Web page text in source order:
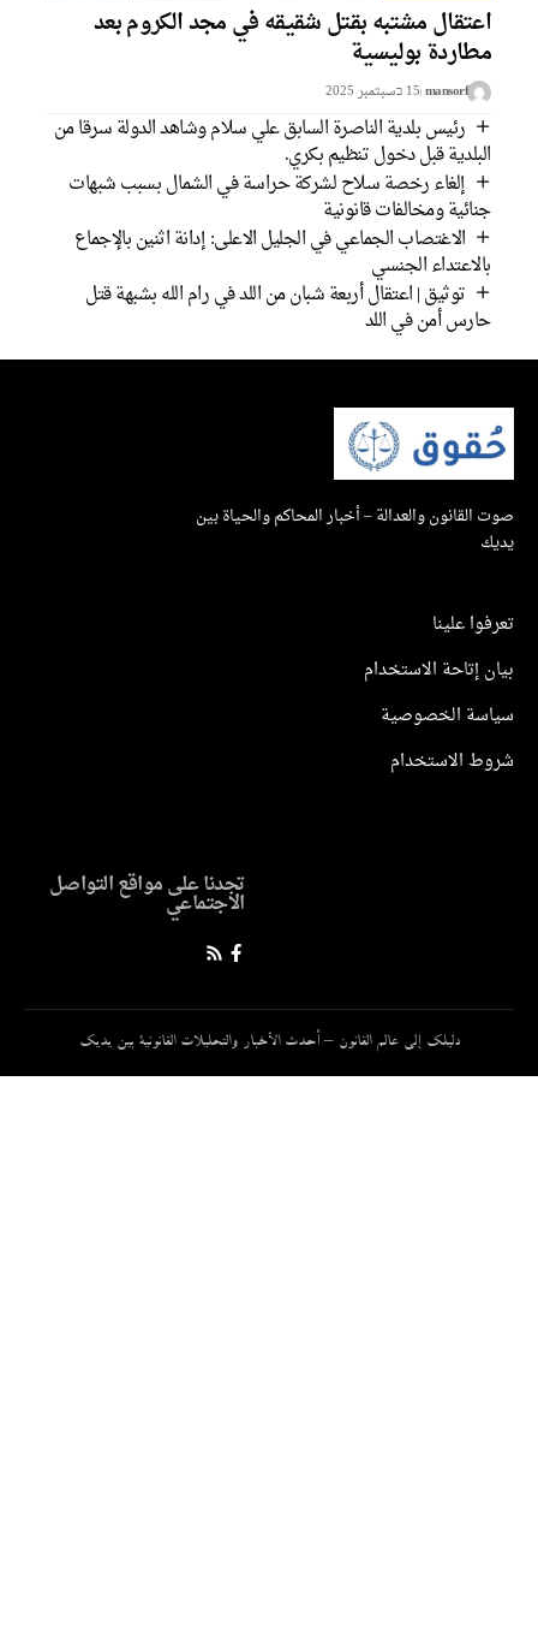
اعتقال مشتبه بقتل شقيقه في مجد الكروم بعد
مطاردة بوليسية
mansorf15 בسبتمبر 2025
رئيس بلدية الناصرة السابق علي سلام وشاهد الدولة سرقا من
البلدية قبل دخول تنظيم بكري.
إلغاء رخصة سلاح لشركة حراسة في الشمال بسبب شبهات
جنائية ومخالفات قانونية
الاغتصاب الجماعي في الجليل الاعلى: إدانة اثنين بالإجماع
بالاعتداء الجنسي
توثيق | اعتقال أربعة شبان من اللد في رام الله بشبهة قتل
حارس أمن في اللد
والعدالة – أخبار المحاكم والحياة بين
علينا
إتاحة الاستخدام
الخصوصية
الاستخدام
تجدنا على مواقع التواصل
الاجتماعي
دليلك إلى عالم القانون – أحدث الأخبار والتحليلات القانونية بين يديك